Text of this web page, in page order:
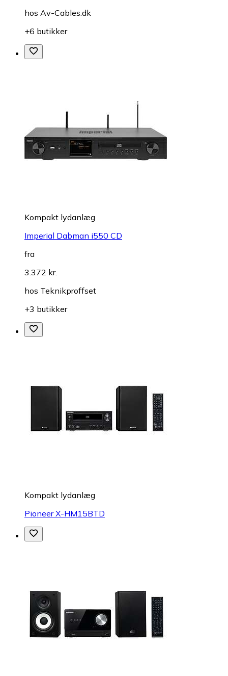
hos Av-Cables.dk
+6 butikker
Kompakt lydanlæg
Imperial Dabman i550 CD
fra
3.372 kr.
hos Teknikproffset
+3 butikker
Kompakt lydanlæg
Pioneer X-HM15BTD